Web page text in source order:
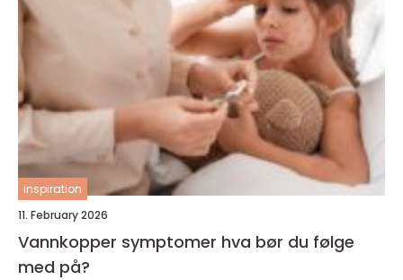
inspiration
11. February 2026
Vannkopper symptomer hva bør du følge
med på?